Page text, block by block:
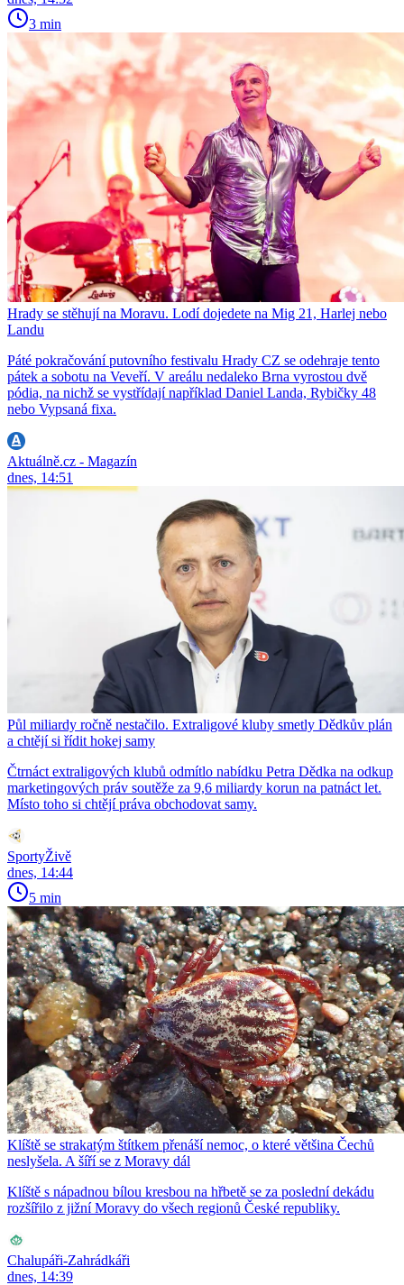
3 min
Hrady se stěhují na Moravu. Lodí dojedete na Mig 21, Harlej nebo
Landu
Páté pokračování putovního festivalu Hrady CZ se odehraje tento
pátek a sobotu na Veveří. V areálu nedaleko Brna vyrostou dvě
pódia, na nichž se vystřídají například Daniel Landa, Rybičky 48
nebo Vypsaná fixa.
Aktuálně.cz - Magazín
dnes, 14:51
Půl miliardy ročně nestačilo. Extraligové kluby smetly Dědkův plán
a chtějí si řídit hokej samy
Čtrnáct extraligových klubů odmítlo nabídku Petra Dědka na odkup
marketingových práv soutěže za 9,6 miliardy korun na patnáct let.
Místo toho si chtějí práva obchodovat samy.
SportyŽivě
dnes, 14:44
5 min
Klíště se strakatým štítkem přenáší nemoc, o které většina Čechů
neslyšela. A šíří se z Moravy dál
Klíště s nápadnou bílou kresbou na hřbetě se za poslední dekádu
rozšířilo z jižní Moravy do všech regionů České republiky.
Chalupáři-Zahrádkáři
dnes, 14:39